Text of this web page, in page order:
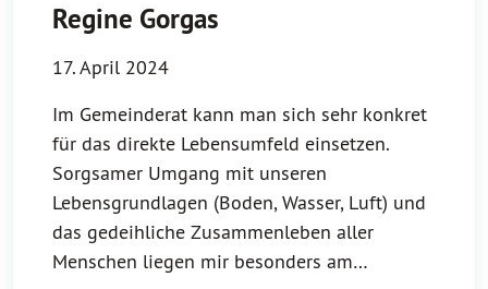
Regine Gorgas
17. April 2024
Im Gemeinderat kann man sich sehr konkret
für das direkte Lebensumfeld einsetzen.
Sorgsamer Umgang mit unseren
Lebensgrundlagen (Boden, Wasser, Luft) und
das gedeihliche Zusammenleben aller
Menschen liegen mir besonders am…